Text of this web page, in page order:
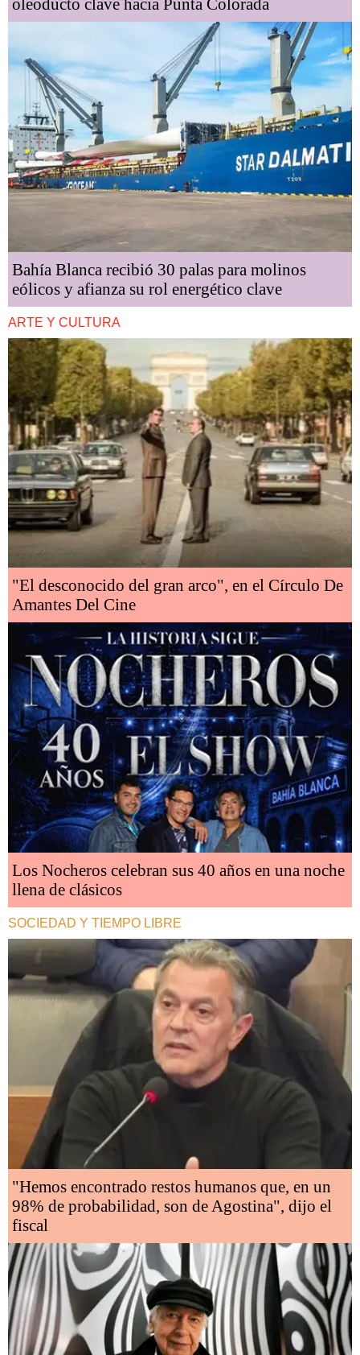
oleoducto clave hacia Punta Colorada
Bahía Blanca recibió 30 palas para molinos
eólicos y afianza su rol energético clave
ARTE Y CULTURA
"El desconocido del gran arco", en el Círculo De
Amantes Del Cine
Los Nocheros celebran sus 40 años en una noche
llena de clásicos
SOCIEDAD Y TIEMPO LIBRE
"Hemos encontrado restos humanos que, en un
98% de probabilidad, son de Agostina", dijo el
fiscal